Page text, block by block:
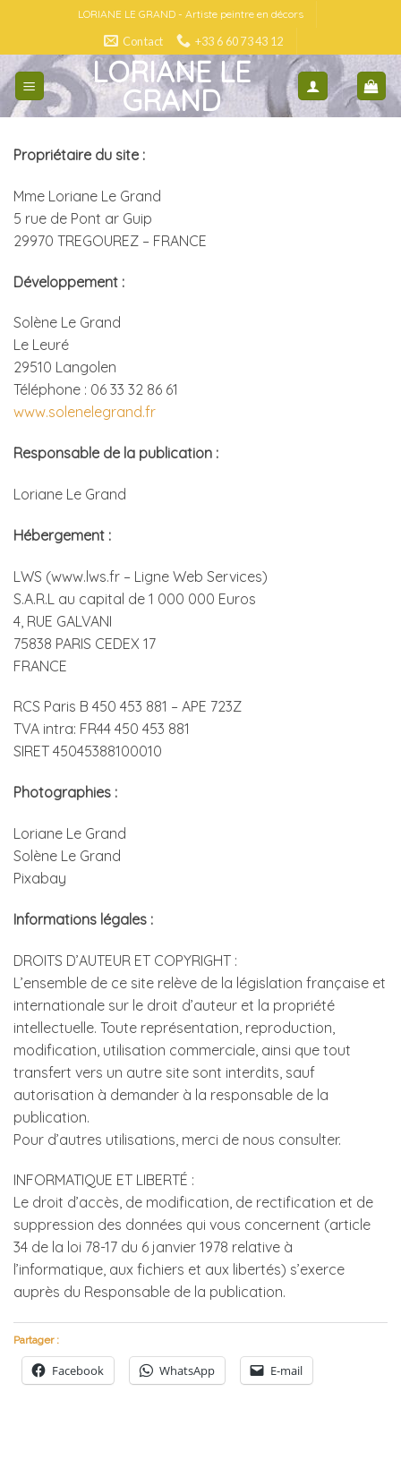
content
LORIANE LE GRAND - Artiste peintre en décors
Contact +33 6 60 73 43 12
LORIANE LE
GRAND
Propriétaire du site :
Mme Loriane Le Grand
5 rue de Pont ar Guip
29970 TREGOUREZ – FRANCE
Développement :
Solène Le Grand
Le Leuré
29510 Langolen
Téléphone : 06 33 32 86 61
www.solenelegrand.fr
Responsable de la publication :
Loriane Le Grand
Hébergement :
LWS (www.lws.fr – Ligne Web Services)
S.A.R.L au capital de 1 000 000 Euros
4, RUE GALVANI
75838 PARIS CEDEX 17
FRANCE
RCS Paris B 450 453 881 – APE 723Z
TVA intra: FR44 450 453 881
SIRET 45045388100010
Photographies :
Loriane Le Grand
Solène Le Grand
Pixabay
Informations légales :
DROITS D’AUTEUR ET COPYRIGHT :
L’ensemble de ce site relève de la législation française et
internationale sur le droit d’auteur et la propriété
intellectuelle. Toute représentation, reproduction,
modification, utilisation commerciale, ainsi que tout
transfert vers un autre site sont interdits, sauf
autorisation à demander à la responsable de la
publication.
Pour d’autres utilisations, merci de nous consulter.
INFORMATIQUE ET LIBERTÉ :
Le droit d’accès, de modification, de rectification et de
suppression des données qui vous concernent (article
34 de la loi 78-17 du 6 janvier 1978 relative à
l’informatique, aux fichiers et aux libertés) s’exerce
auprès du Responsable de la publication.
Partager :
Facebook WhatsApp E-mail